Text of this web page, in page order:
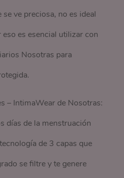
se ve preciosa, no es ideal
eso es esencial utilizar con
Nosotras para
– IntimaWear de Nosotras:
días de la menstruación
de 3 capas que
se filtre y te genere